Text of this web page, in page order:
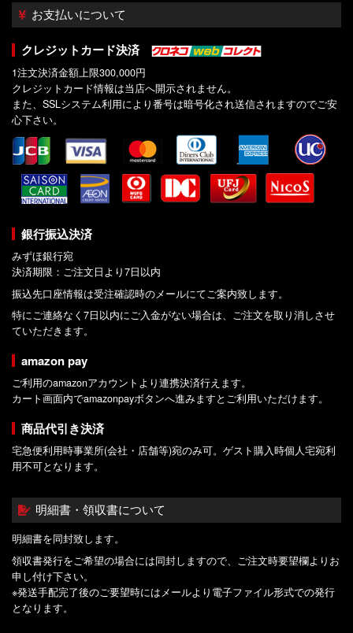
お支払いについて
クレジットカード決済
1注文決済金額上限300,000円
クレジットカード情報は当店へ開示されません。
また、SSLシステム利用により番号は暗号化され送信されますのでご安
心下さい。
銀行振込決済
みずほ銀行宛
決済期限：ご注文日より7日以内
振込先口座情報は受注確認時のメールにてご案内致します。
特にご連絡なく7日以内にご入金がない場合は、ご注文を取り消しさせ
ていただきます。
amazon pay
ご利用のamazonアカウントより連携決済行えます。
カート画面内でamazonpayボタンへ進みますとご利用いただけます。
商品代引き決済
宅急便利用時事業所(会社・店舗等)宛のみ可。ゲスト購入時個人宅宛利
用不可となります。
明細書・領収書について
明細書を同封致します。
領収書発行をご希望の場合には同封しますので、ご注文時要望欄よりお
申し付け下さい。
※発送手配完了後のご要望時にはメールより電子ファイル形式での発行
となります。